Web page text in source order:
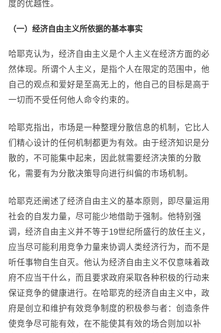
度的优越性。
（一）经济自由主义所依据的基本事实
哈耶克认为，经济自由主义是个人主义在经济方面的必
然体现。所谓个人主义，是指个人在限定的范围中，他
自己的观点和爱好是至高无上的，他自己的目标是高于
一切而不受任何他人命令约束的。
哈耶克指出，市场是一种整理分散信息的机制，它比人
们精心设计的任何机制都更为有效。由于经济知识是分
散的，不可能集中起来，因此就需要经济决策的分散
化，需要有为分散决策导向进行纠偏的市场机制。
哈耶克还阐述了经济自由主义的基本原则，即尽量运用
社会的自发力量，尽可能少地借助于强制。他特别强
调，经济自由主义并不等于19世纪所盛行的放任主义，
应当尽可能利用竞争力量来协调人类经济行为，而不是
听任事物自生自灭。他认为经济自由主义不仅意味着政
府不应当干什么，而且要求政府采取各种积极的行动来
保证竞争的健康进行。在哈耶克的经济自由主义中，政
府是创立和维护有效竞争制度的积极参与者：创造条件
使竞争尽可能有效，在不能使其有效的场合则加以补